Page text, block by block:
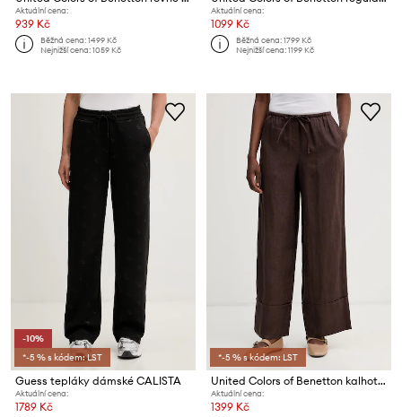
Aktuální cena:
939 Kč
Běžná cena:1499 Kč
Nejnižší cena:1059 Kč
Aktuální cena:
1099 Kč
Běžná cena:1799 Kč
Nejnižší cena:1199 Kč
-10%
*-5 % s kódem: LST
Guess tepláky dámské CALISTA
Aktuální cena:
1789 Kč
*-5 % s kódem: LST
United Colors of Benetton kalhoty dámské lněné
Aktuální cena:
1399 Kč